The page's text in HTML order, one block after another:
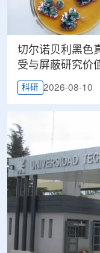
切尔诺贝利黑色
受与屏蔽研究价
科研 2026-08-10